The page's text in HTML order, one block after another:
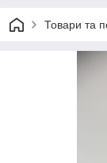
Товари та